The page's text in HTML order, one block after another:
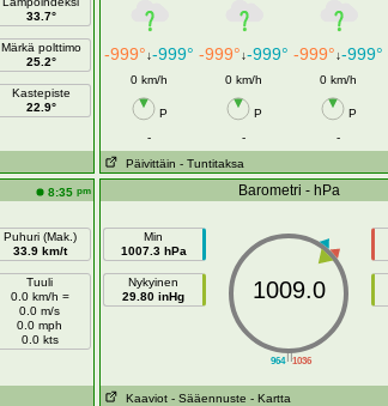
33.7°
Märkä polttimo
25.2°
Kastepiste
22.9°
-999°↓-999° -999°↓-999° -999°↓-999°
0 km/h 0 km/h 0 km/h
P P P
-
- -
Päivittäin - Tuntitaksa
8:35 pm
Puhuri (Mak.)
33.9 km/t
Tuuli
0.0 km/h =
0.0 m/s
0.0 mph
0.0 kts
Barometri - hPa
Min
1007.3 hPa
Nykyinen
29.80 inHg
||
964 1036
1009.0
Kaaviot - Sääennuste - Kartta